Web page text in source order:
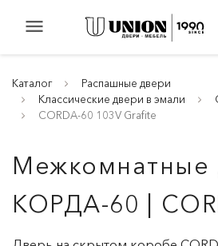
menu
Каталог
Распашные двери
Классические двери в эмали
CORDA-60 103V Grafite
Межкомнатные
КОРДА-60 |